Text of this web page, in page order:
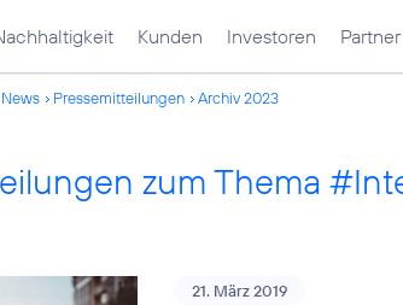
Kunden Investoren Partner
Pressemitteilungen Archiv 2023
zum Thema
21. März 2019